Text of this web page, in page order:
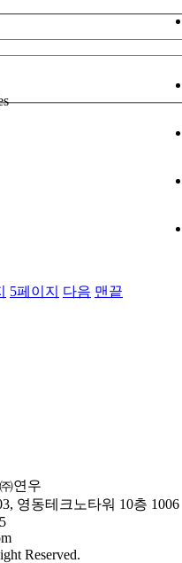
5페이지 다음 맨끝
연우
영동테크노타워 10층 1006
Reserved.